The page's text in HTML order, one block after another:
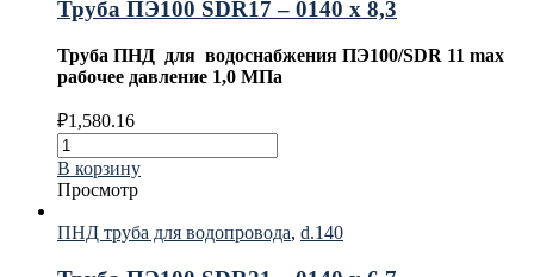
Труба ПЭ100 SDR17 – 0140 х 8,3
Труба ПНД для водоснабжения ПЭ100/SDR 11 max
рабочее давление 1,0 МПа
₽1,580.16
В корзину
Просмотр
ПНД труба для водопровода, d.140